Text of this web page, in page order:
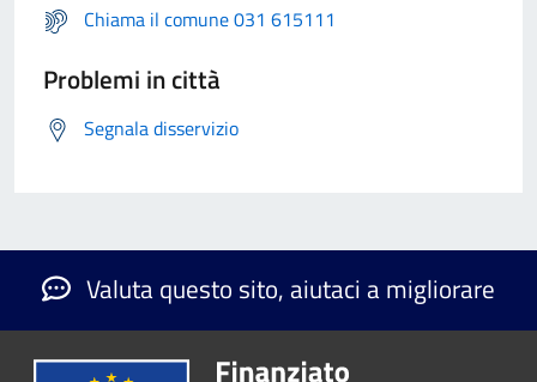
Chiama il comune 031 615111
Problemi in città
Segnala disservizio
Valuta questo sito, aiutaci a migliorare